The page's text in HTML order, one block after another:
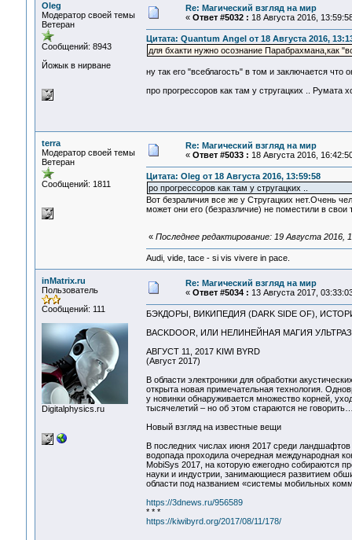
Oleg
Модератор своей темы
Ветеран
Сообщений: 8943
Йожык в нирване
Re: Магический взгляд на мир
« Ответ #5032 : 18 Августа 2016,
Цитата: Quantum Angel от 18 Августа 2016,
для бхакти нужно осознание Парабрахмана,как
ну так его "всеблагость" в том и заключается что
про прогрессоров как там у стругацких .. Румата
terra
Модератор своей темы
Ветеран
Сообщений: 1811
Re: Магический взгляд на мир
« Ответ #5033 : 18 Августа 2016,
Цитата: Oleg от 18 Августа 2016, 13:59:58
ро прогрессоров как там у стругацких ..
Вот безраличия все же у Стругацких нет.Очень
может они его (безразличие) не поместили в
« Последнее редактирование: 19 Августа 2016,
Audi, vide, tace - si vis vivere in pace.
inMatrix.ru
Пользователь
Сообщений: 111
Digitalphysics.ru
Re: Магический взгляд на мир
« Ответ #5034 : 13 Августа 2017,
БЭКДОРЫ, ВИКИПЕДИЯ (DARK SIDE OF),
BACKDOOR, ИЛИ НЕЛИНЕЙНАЯ МАГИЯ
АВГУСТ 11, 2017 KIWI BYRD
(Август 2017)
В области электроники для обработки
открыта новая примечательная технология.
у новинки обнаруживается множество корней,
тысячелетий – но об этом стараются не
Новый взгляд на известные вещи
В последних числах июня 2017 среди ландшафтов
водопада проходила очередная международная
MobiSys 2017, на которую ежегодно собираются
науки и индустрии, занимающиеся развитием
области под названием «системы мобильных
https://3dnews.ru/956589
* * *
https://kiwibyrd.org/2017/08/11/178/